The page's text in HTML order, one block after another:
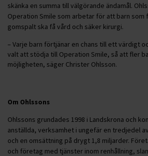
skänka en summa till välgörande ändamål.
Operation Smile som arbetar för att barn som
gomspalt ska få vård och säker kirurgi.
– Varje barn förtjänar en chans till ett värdigt
valt att stödja till Operation Smile, så att fler
möjligheten, säger Christer Ohlsson.
Om Ohlssons
Ohlssons grundades 1998 i Landskrona och
anställda, verksamhet i ungefär en tredjedel
och en omsättning på drygt 1,8 miljarder.
och företag med tjänster inom renhållning,